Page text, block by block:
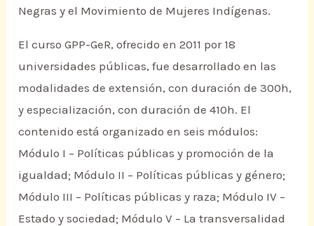
Negras y el Movimiento de Mujeres Indígenas.
El curso GPP-GeR, ofrecido en 2011 por 18
universidades públicas, fue desarrollado en las
modalidades de extensión, con duración de 300h,
y especialización, con duración de 410h. El
contenido está organizado en seis módulos:
Módulo I – Políticas públicas y promoción de la
igualdad; Módulo II – Políticas públicas y género;
Módulo III – Políticas públicas y raza; Módulo IV –
Estado y sociedad; Módulo V – La transversalidad